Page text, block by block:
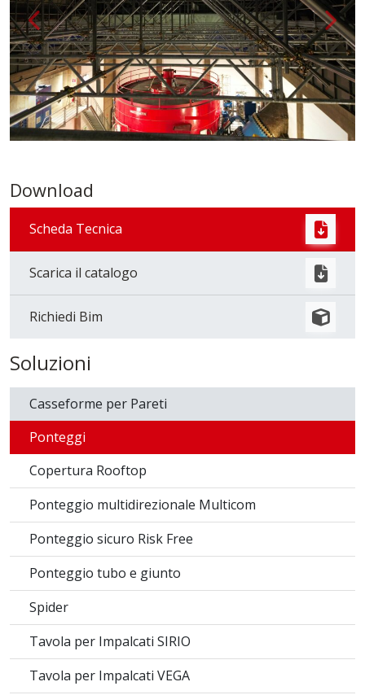
Indietro {
Download
Scheda Tecnica
Scarica il catalogo
Richiedi Bim
Soluzioni
Casseforme per Pareti
Ponteggi
Copertura Rooftop
Ponteggio multidirezionale Multicom
Ponteggio sicuro Risk Free
Ponteggio tubo e giunto
Spider
Tavola per Impalcati SIRIO
Tavola per Impalcati VEGA